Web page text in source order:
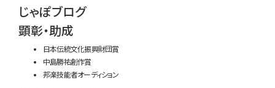
じゃぽブログ
顕彰・助成
日本伝統文化振興財団賞
中島勝祐創作賞
邦楽技能者オーディション